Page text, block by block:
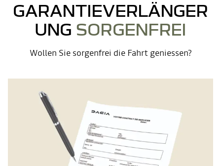
GARANTIEVERLÄNGER
UNG SORGENFREI
Wollen Sie sorgenfrei die Fahrt geniessen?